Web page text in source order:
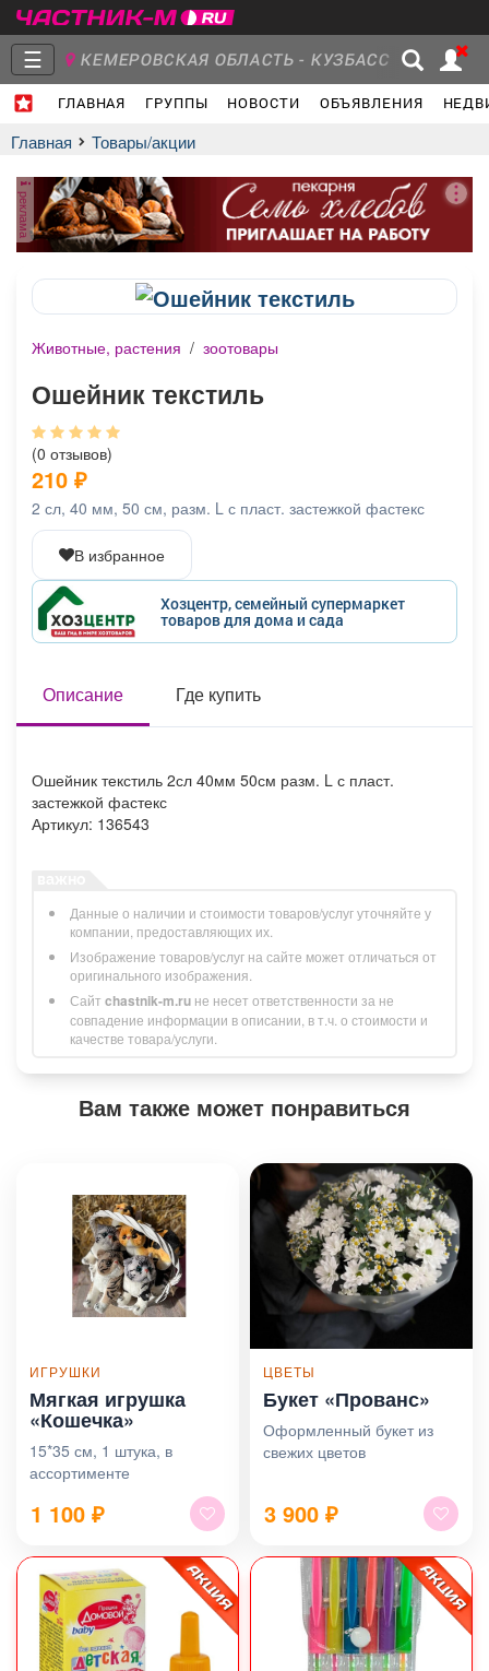
☰ КЕМЕРОВСКАЯ ОБЛАСТЬ - КУЗБАСС
ГЛАВНАЯ ГРУППЫ НОВОСТИ ОБЪЯВЛЕНИЯ
Главная
Объявления Недвижимость Услуги
Афиша Обучение Проекты
Товары Поздравления Погода
Главная Товары/акции
реклама
Животные, растения / зоотовары
Ошейник текстиль
(0 отзывов)
210 ₽
2 сл, 40 мм, 50 см, разм. L с пласт. застежкой фастекс
В избранное
Хозцентр, семейный супермаркет
товаров для дома и сада
Описание Где купить
Ошейник текстиль 2сл 40мм 50см разм. L с пласт.
застежкой фастекс
Артикул: 136543
Данные о наличии и стоимости товаров/услуг уточняйте у
компании, предоставляющих их.
Изображение товаров/услуг на сайте может отличаться от
оригинального изображения.
Сайт chastnik-m.ru не несет ответственности за не
совпадение информации в описании, в т.ч. о стоимости и
качестве товара/услуги.
Вам также может понравиться
ИГРУШКИ
Мягкая игрушка
«Кошечка»
15*35 см, 1 штука, в
ассортименте
1 100 ₽
ЦВЕТЫ
Букет «Прованс»
Оформленный букет из
свежих цветов
3 900 ₽